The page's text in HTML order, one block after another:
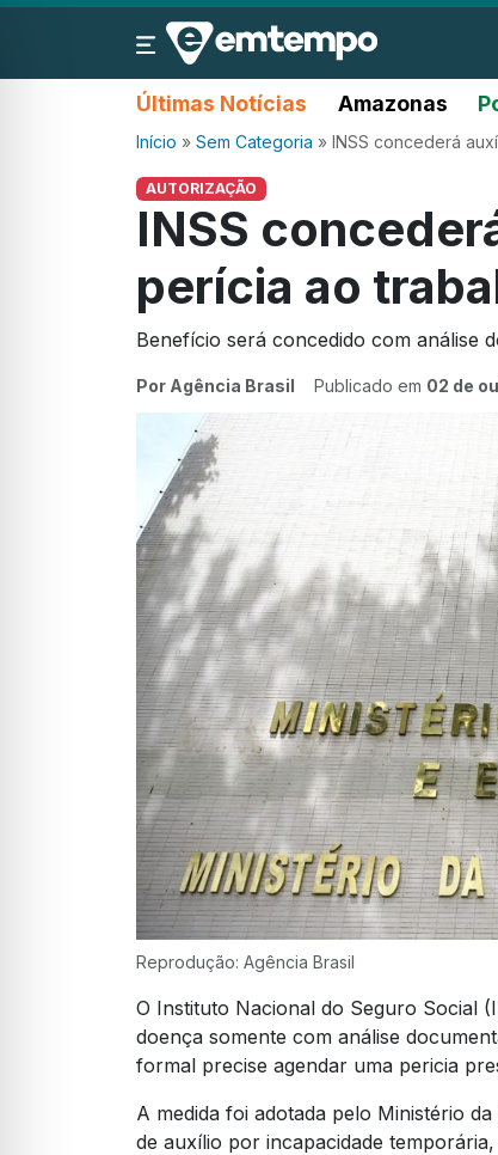
Últimas Notícias Amazonas
Início » Sem Categoria » INSS concederá
AUTORIZAÇÃO
INSS
perícia ao
Benefício será concedido com análise
Por Agência Brasil Publicado em 02 de
Reprodução: Agência Brasil
O Instituto Nacional do Seguro Social
doença somente com análise
formal precise agendar uma pericia
A medida foi adotada pelo Ministério
de auxílio por incapacidade